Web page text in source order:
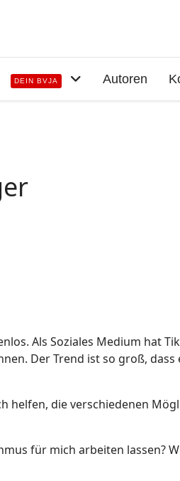
DEIN BVJA Autoren
Als Soziales Medium hat
Der Trend ist so groß, dass
helfen, die verschiedenen
für mich arbeiten lassen?